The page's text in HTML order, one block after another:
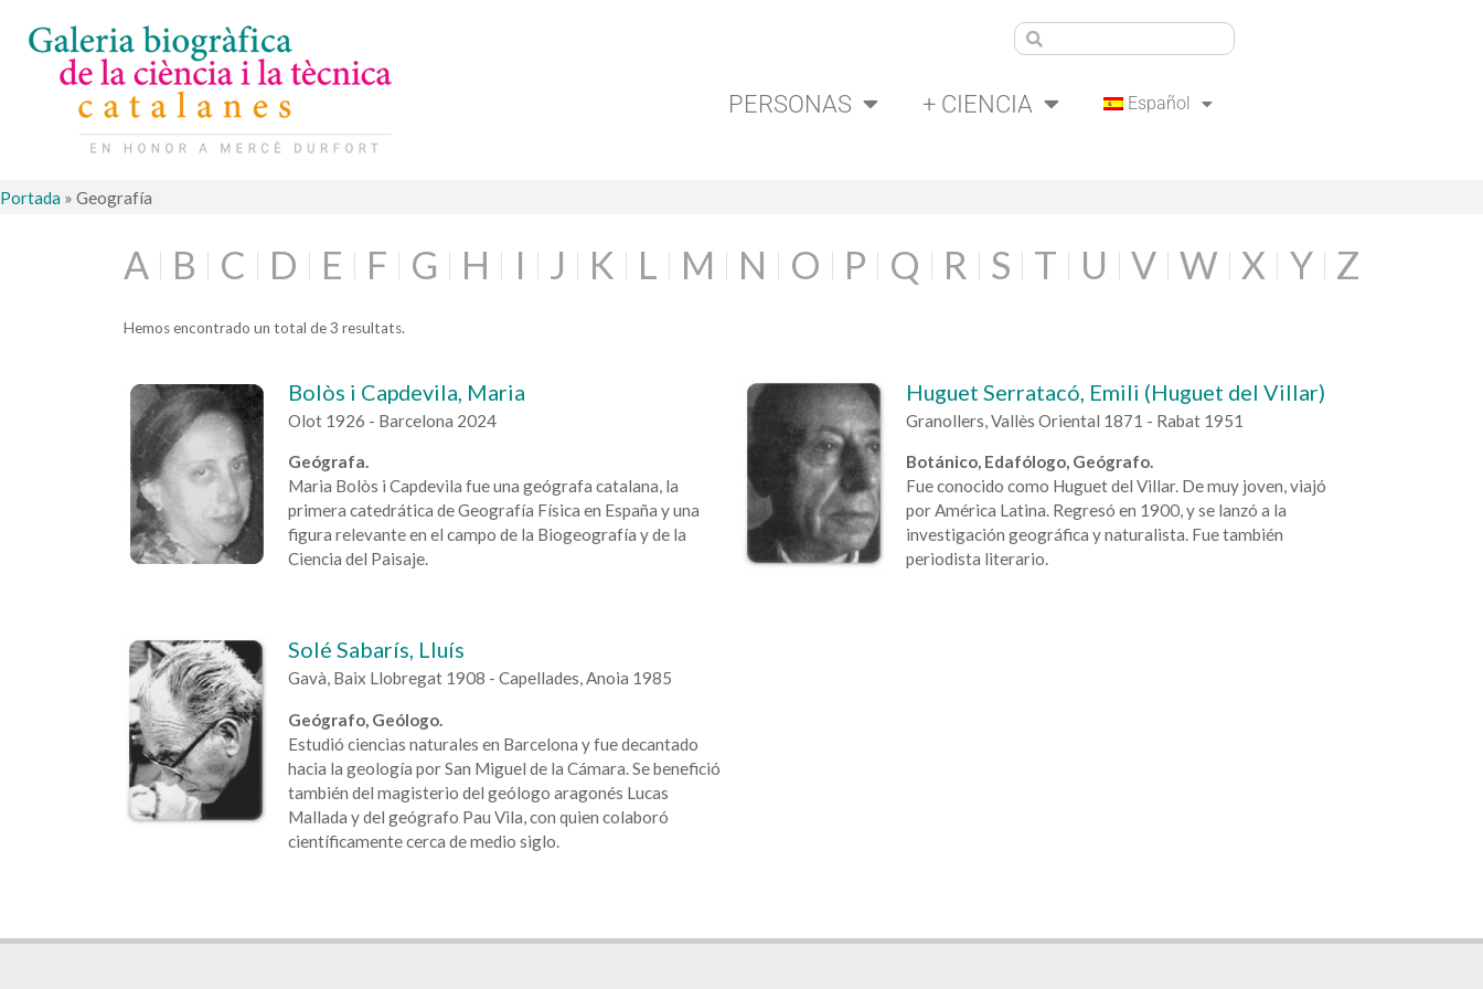
PERSONAS + CIENCIA Español
Portada » Geografía
A B C D E F G H I J K L M N O P Q R S T U V W X Y Z
Hemos encontrado un total de 3 resultats.
Bolòs i Capdevila, Maria
Olot 1926 - Barcelona 2024
Geógrafa.
Maria Bolòs i Capdevila fue una geógrafa catalana, la
primera catedrática de Geografía Física en España y una
figura relevante en el campo de la Biogeografía y de la
Ciencia del Paisaje.
Huguet Serratacó, Emili (Huguet del Villar)
Granollers, Vallès Oriental 1871 - Rabat 1951
Botánico, Edafólogo, Geógrafo.
Fue conocido como Huguet del Villar. De muy joven, viajó
por América Latina. Regresó en 1900, y se lanzó a la
investigación geográfica y naturalista. Fue también
periodista literario.
Solé Sabarís, Lluís
Gavà, Baix Llobregat 1908 - Capellades, Anoia 1985
Geógrafo, Geólogo.
Estudió ciencias naturales en Barcelona y fue decantado
hacia la geología por San Miguel de la Cámara. Se benefició
también del magisterio del geólogo aragonés Lucas
Mallada y del geógrafo Pau Vila, con quien colaboró
científicamente cerca de medio siglo.